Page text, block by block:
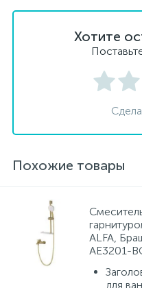
Хотите
Похожие товары
ALFA,
AE3201-
для